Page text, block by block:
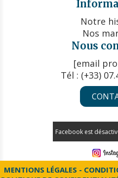
Notre
Nos
Nous
[email
Tél : (+33)
Facebook est
MENTIONS LÉGALES